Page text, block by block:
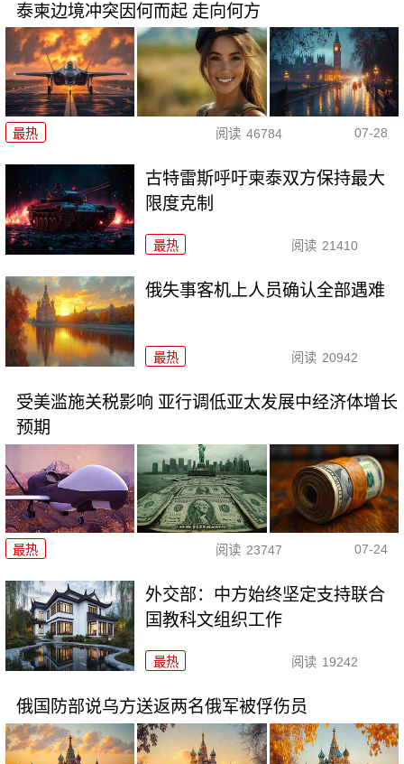
泰柬边境冲突因何而起 走向何方
最热 阅读 46784 07-28
古特雷斯呼吁柬泰双方保持最大
限度克制
最热 阅读 21410
俄失事客机上人员确认全部遇难
最热 阅读 20942
受美滥施关税影响 亚行调低亚太发展中经济体增长
预期
最热 阅读 23747 07-24
外交部：中方始终坚定支持联合
国教科文组织工作
最热 阅读 19242
俄国防部说乌方送返两名俄军被俘伤员